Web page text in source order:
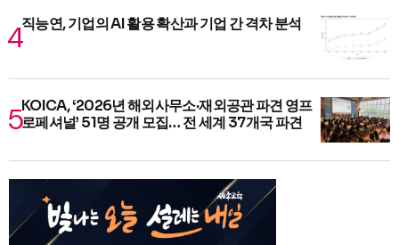
직능연, 기업의 AI 활용 확산과 기업 간 격차 분석
KOICA, ‘2026년 해외사무소·재외공관 파견 영프
로페셔널’ 51명 공개 모집… 전 세계 37개국 파견